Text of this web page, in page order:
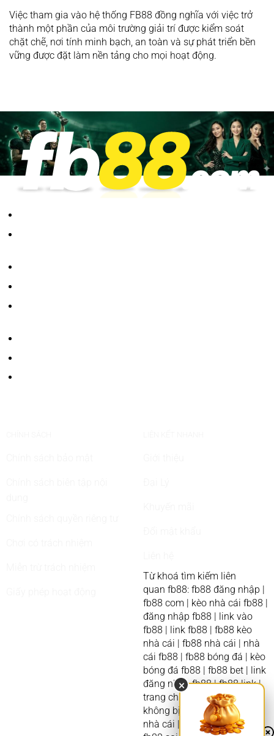
Việc tham gia vào hệ thống FB88 đồng nghĩa với việc trở
thành một phần của môi trường giải trí được kiểm soát
chặt chẽ, nơi tính minh bạch, an toàn và sự phát triển bền
vững được đặt làm nền tảng cho mọi hoạt động.
Từ khoá tìm kiếm liên
quan fb88: fb88 đăng nhập |
fb88 com | kèo nhà cái fb88 |
đăng nhập fb88 | link vào
fb88 | link fb88 | fb88 kèo
nhà cái | fb88 nhà cái | nhà
cái fb88 | fb88 bóng đá | kèo
bóng đá fb88 | fb88 bet | link
đăng nhập fb88 | fb88 link |
trang chủ fb88 | fb88 com
không bị chặn | fb88 com
nhà cái | link fb88 mới nhất |
×